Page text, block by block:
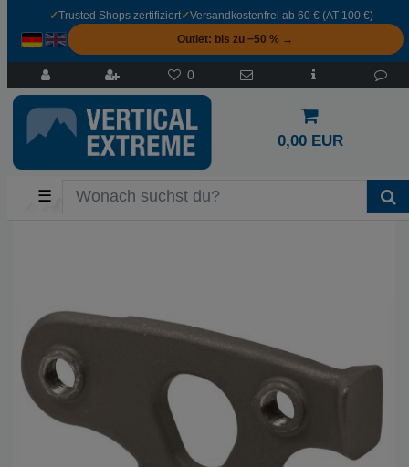
✓Trusted Shops zertifiziert✓Versandkostenfrei ab 60 € (AT 100 €)
Outlet: bis zu −50 % →
0
0,00 EUR
☰